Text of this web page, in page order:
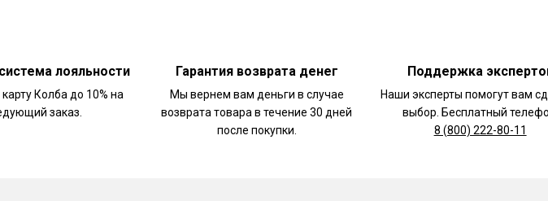
лояльности
Колба до 10% на
заказ.
Гарантия возврата денег
Мы вернем вам деньги в случае
возврата товара в течение 30 дней
после покупки.
Поддержка
Наши эксперты помогут вам
выбор. Бесплатный
8 (800) 222-80-11